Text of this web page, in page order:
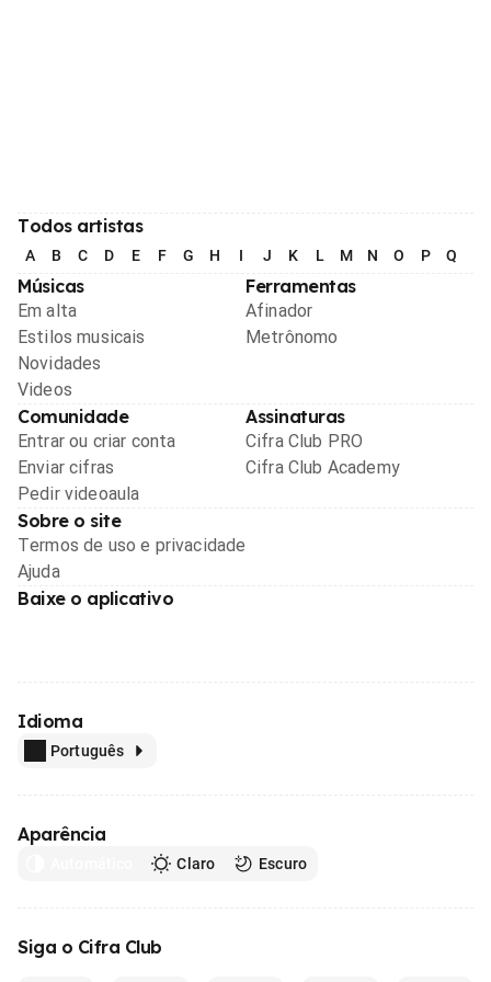
Todos artistas
A B C D E F G H I J K L M N O P Q
Músicas
Em alta
Estilos musicais
Novidades
Videos
Ferramentas
Afinador
Metrônomo
Comunidade
Entrar ou criar conta
Enviar cifras
Pedir videoaula
Assinaturas
Cifra Club PRO
Cifra Club Academy
Sobre o site
Termos de uso e privacidade
Ajuda
Baixe o aplicativo
Idioma
Português
Aparência
Claro Escuro
Siga o Cifra Club